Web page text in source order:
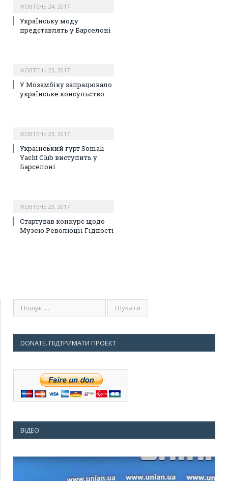
ЖОВТЕНЬ 24, 2017
Українську моду
представлять у Барселоні
ЖОВТЕНЬ 23, 2017
У Мозамбіку запрацювало
українське консульство
ЖОВТЕНЬ 23, 2017
Український гурт Somali
Yacht Club виступить у
Барселоні
ЖОВТЕНЬ 23, 2017
Стартував конкурс щодо
Музею Революції Гідності
DONATE. ПІДТРИМАТИ ПРОЕКТ
ВІДЕО